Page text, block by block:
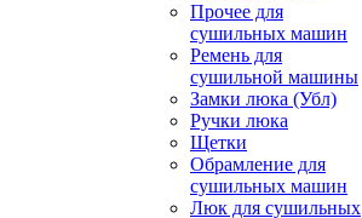
Прочее для
сушильных машин
Ремень для
сушильной машины
Замки люка (Убл)
Ручки люка
Щетки
Обрамление для
сушильных машин
Люк для сушильных